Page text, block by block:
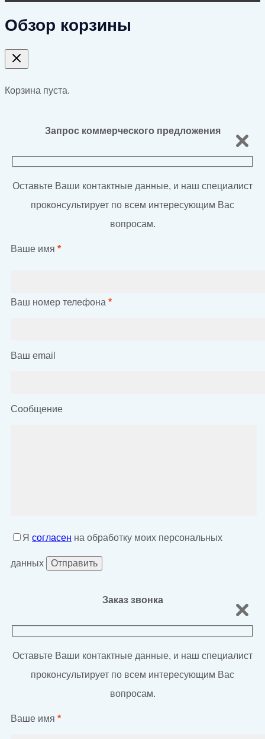
Обзор корзины
Корзина пуста.
Запрос коммерческого предложения
Оставьте Ваши контактные данные, и наш специалист
проконсультирует по всем интересующим Вас
вопросам.
Ваше имя *
Ваш номер телефона *
Ваш email
Сообщение
Я согласен на обработку моих персональных
данных
Заказ звонка
Оставьте Ваши контактные данные, и наш специалист
проконсультирует по всем интересующим Вас
вопросам.
Ваше имя *